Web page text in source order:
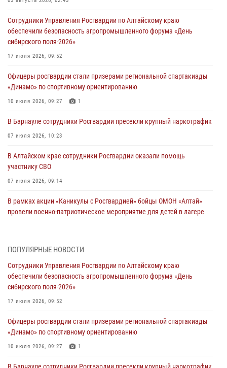
Сотрудники Управления Росгвардии по Алтайскому краю
обеспечили безопасность агропромышленного форума «День
сибирского поля-2026»
17 июля 2026, 09:52
Офицеры росгвардии стали призерами региональной спартакиады
«Динамо» по спортивному ориентированию
10 июля 2026, 09:27 1
В Барнауле сотрудники Росгвардии пресекли крупный наркотрафик
07 июля 2026, 10:23
В Алтайском крае сотрудники Росгвардии оказали помощь
участнику СВО
07 июля 2026, 09:14
В рамках акции «Каникулы с Росгвардией» бойцы ОМОН «Алтай»
провели военно-патриотическое мероприятие для детей в лагере
акции «Коробка храбрости»
Сотрудники Росгвардии провели встречу с юными пограничниками
03 июля 2026, 04:03
Управление Росгвардии по Алтайскому краю провело для детей
ПОПУЛЯРНЫЕ НОВОСТИ
Сотрудники Управления Росгвардии по Алтайскому краю
обеспечили безопасность агропромышленного форума «День
сибирского поля-2026»
17 июля 2026, 09:52
Офицеры росгвардии стали призерами региональной спартакиады
«Динамо» по спортивному ориентированию
10 июля 2026, 09:27 1